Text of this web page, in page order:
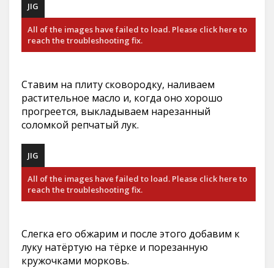
JIG
All of the images have failed to load. Please click here to
reach the troubleshooting fix.
Ставим на плиту сковородку, наливаем
растительное масло и, когда оно хорошо
прогреется, выкладываем нарезанный
соломкой репчатый лук.
JIG
All of the images have failed to load. Please click here to
reach the troubleshooting fix.
Слегка его обжарим и после этого добавим к
луку натёртую на тёрке и порезанную
кружочками морковь.